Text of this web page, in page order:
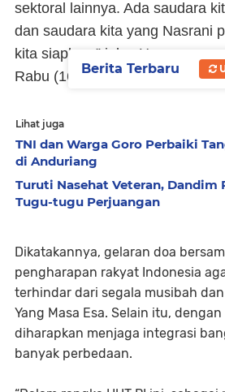
sektoral lainnya. Ada saudara
dan saudara kita yang Nasrani
kita siapkan,” jelas
Rabu (16/8) sore.
Lihat juga
TNI dan Warga Goro Perbaiki
di Anduriang
Turuti Nasehat Veteran, Dandim
Tugu-tugu Perjuangan
Dikatakannya, gelaran doa
pengharapan rakyat Indonesia
terhindar dari segala musibah
Yang Masa Esa. Selain itu,
diharapkan menjaga integrasi
banyak perbedaan.
Berita Terbaru